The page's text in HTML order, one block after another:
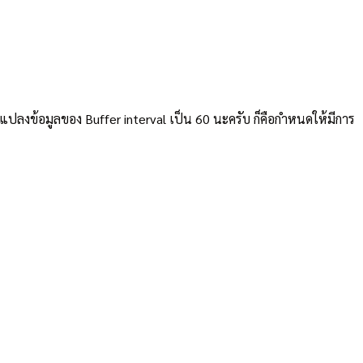
ลงข้อมูลของ Buffer interval เป็น 60 นะครับ ก็คือกำหนดให้มีการ